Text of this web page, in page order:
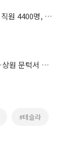
인생역전이란 이런 것⋯스페이스X 전현직 직원 4400명, 백만장자 전망
美 클래리티 법안 연내 통과 가능성 13%…상원 문턱서 제동
#테슬라